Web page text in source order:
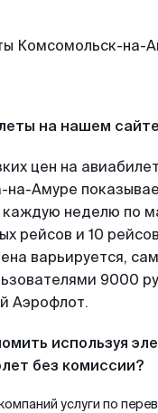
на нашем сайте
цен на
на-Амуре
каждую неделю по
рейсов и 10
варьируется,
9000
Аэрофлот.
используя
без комиссии?
услуги по